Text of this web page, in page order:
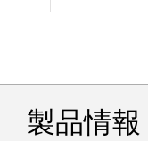
製品情報